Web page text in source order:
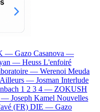
— Gazo Casanova —
— Heuss L'enfoiré
— Werenoi Meuda
Ailleurs — Josman Interlude
1 2 3 4 — ZOKUSH
— Joseph Kamel Nouvelles
(FR) DIE — Gazo